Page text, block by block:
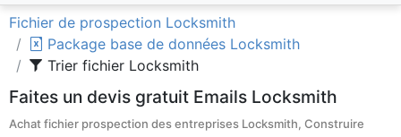
Fichier de prospection Locksmith
Package base de données Locksmith
Trier fichier Locksmith
Faites un devis gratuit Emails Locksmith
Achat fichier prospection des entreprises Locksmith, Construire